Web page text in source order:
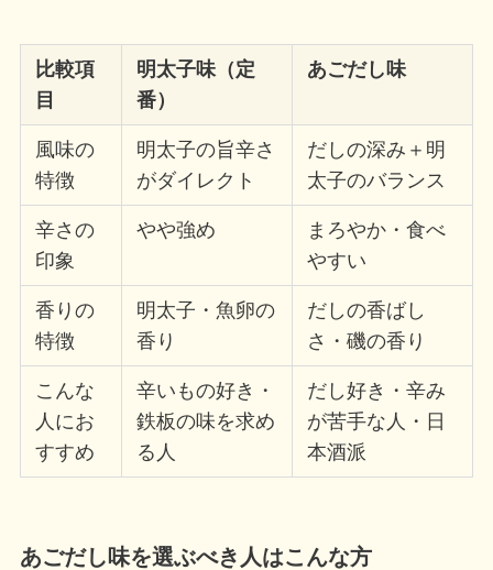
比較項
目
明太子味（定
番）
あごだし味
風味の
特徴
明太子の旨辛さ
がダイレクト
だしの深み＋明
太子のバランス
辛さの
印象
やや強め
まろやか・食べ
やすい
香りの
特徴
明太子・魚卵の
香り
だしの香ばし
さ・磯の香り
こんな
人にお
すすめ
辛いもの好き・
鉄板の味を求め
る人
だし好き・辛み
が苦手な人・日
本酒派
あごだし味を選ぶべき人はこんな方